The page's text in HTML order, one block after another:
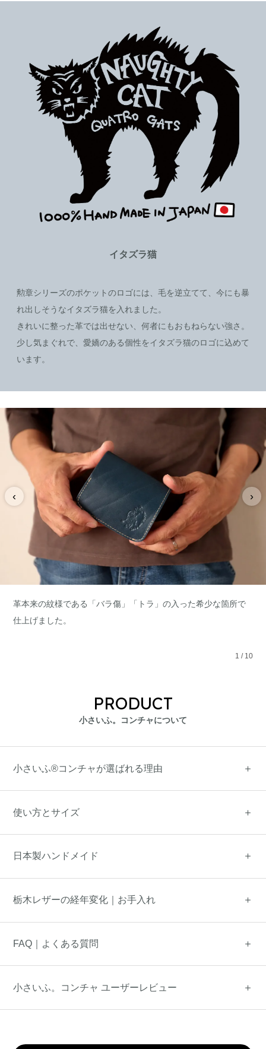
イタズラ猫
勲章シリーズのポケットのロゴには、毛を逆立てて、今にも暴
れ出しそうなイタズラ猫を入れました。
きれいに整った革では出せない、何者にもおもねらない強さ。
少し気まぐれで、愛嬌のある個性をイタズラ猫のロゴに込めて
います。
‹ ›
革本来の紋様である「バラ傷」「トラ」の入った希少な箇所で
仕上げました。
1 / 10
PRODUCT
小さいふ。コンチャについて
小さいふ®コンチャが選ばれる理由
使い方とサイズ
日本製ハンドメイド
栃木レザーの経年変化｜お手入れ
FAQ｜よくある質問
小さいふ。コンチャ ユーザーレビュー